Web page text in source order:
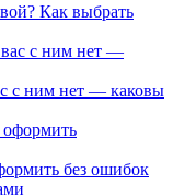
Как выбрать
с ним нет — каковы
без ошибок